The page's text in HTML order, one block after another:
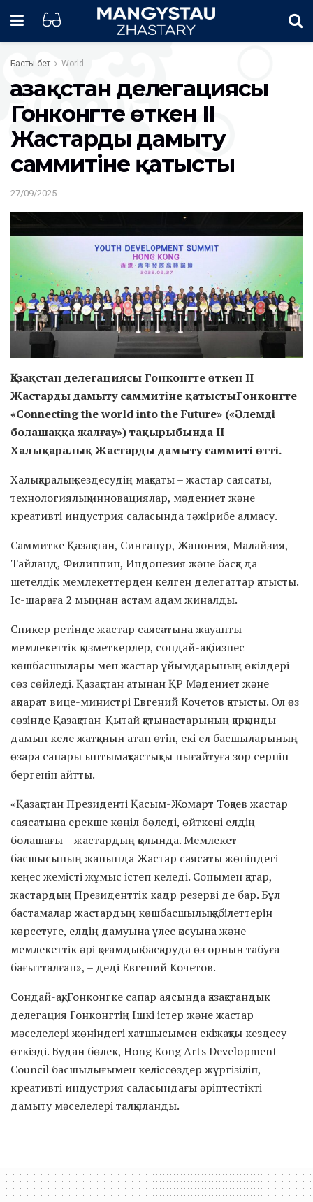
Басты бет World
Қазақстан делегациясы
Гонконгте өткен II
Жастарды дамыту
саммитіне қатысты
27/09/2025
Қазақстан делегациясы Гонконгте өткен II
Жастарды дамыту саммитіне қатыстыГонконгте
«Connecting the world into the Future» («Әлемді
болашаққа жалғау») тақырыбында II
Халықаралық Жастарды дамыту саммиті өтті.
Халықаралық кездесудің мақсаты – жастар саясаты,
технологиялық инновациялар, мәдениет және
креативті индустрия саласында тәжірибе алмасу.
Саммитке Қазақстан, Сингапур, Жапония, Малайзия,
Тайланд, Филиппин, Индонезия және басқа да
шетелдік мемлекеттерден келген делегаттар қатысты.
Іс-шараға 2 мыңнан астам адам жиналды.
Спикер ретінде жастар саясатына жауапты
мемлекеттік қызметкерлер, сондай-ақ бизнес
көшбасшылары мен жастар ұйымдарының өкілдері
сөз сөйледі. Қазақстан атынан ҚР Мәдениет және
ақпарат вице-министрі Евгений Кочетов қатысты. Ол өз
сөзінде Қазақстан-Қытай қатынастарының қарқынды
дамып келе жатқанын атап өтіп, екі ел басшыларының
өзара сапары ынтымақтастықты нығайтуға зор серпін
бергенін айтты.
«Қазақстан Президенті Қасым-Жомарт Тоқаев жастар
саясатына ерекше көңіл бөледі, өйткені елдің
болашағы – жастардың қолында. Мемлекет
басшысының жанында Жастар саясаты жөніндегі
кеңес жемісті жұмыс істеп келеді. Сонымен қатар,
жастардың Президенттік кадр резерві де бар. Бұл
бастамалар жастардың көшбасшылық қабілеттерін
көрсетуге, елдің дамуына үлес қосуына және
мемлекеттік әрі қоғамдық басқаруда өз орнын табуға
бағытталған», – деді Евгений Кочетов.
Сондай-ақ, Гонконгке сапар аясында қазақстандық
делегация Гонконгтің Ішкі істер және жастар
мәселелері жөніндегі хатшысымен екіжақты кездесу
өткізді. Бұдан бөлек, Hong Kong Arts Development
Council басшылығымен келіссөздер жүргізіліп,
креативті индустрия саласындағы әріптестікті
дамыту мәселелері талқыланды.